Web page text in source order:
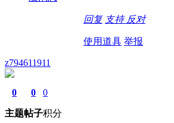
回复 支持 反对
使用道具 举报
z794611911
0
主题
0
帖子
0
积分